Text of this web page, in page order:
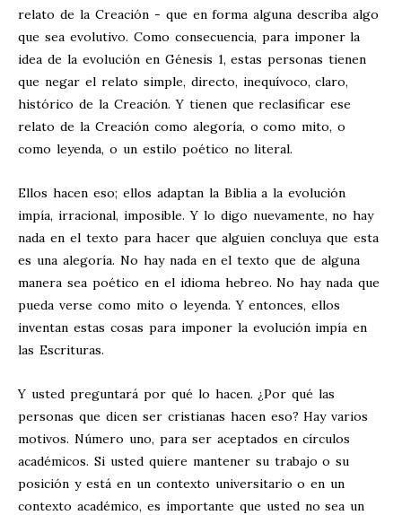
relato de la Creación - que en forma alguna describa algo
que sea evolutivo. Como consecuencia, para imponer la
idea de la evolución en Génesis 1, estas personas tienen
que negar el relato simple, directo, inequívoco, claro,
histórico de la Creación. Y tienen que reclasificar ese
relato de la Creación como alegoría, o como mito, o
como leyenda, o un estilo poético no literal.
Ellos hacen eso; ellos adaptan la Biblia a la evolución
impía, irracional, imposible. Y lo digo nuevamente, no hay
nada en el texto para hacer que alguien concluya que esta
es una alegoría. No hay nada en el texto que de alguna
manera sea poético en el idioma hebreo. No hay nada que
pueda verse como mito o leyenda. Y entonces, ellos
inventan estas cosas para imponer la evolución impía en
las Escrituras.
Y usted preguntará por qué lo hacen. ¿Por qué las
personas que dicen ser cristianas hacen eso? Hay varios
motivos. Número uno, para ser aceptados en círculos
académicos. Si usted quiere mantener su trabajo o su
posición y está en un contexto universitario o en un
contexto académico, es importante que usted no sea un